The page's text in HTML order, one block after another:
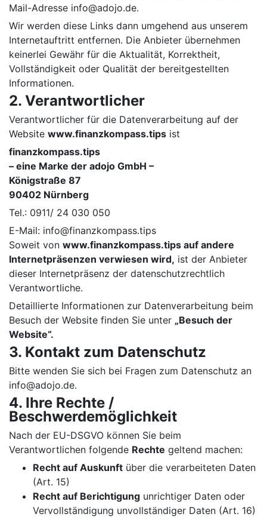
Mail-Adresse info@adojo.de.
Wir werden diese Links dann umgehend aus unserem
Internetauftritt entfernen. Die Anbieter übernehmen
keinerlei Gewähr für die Aktualität, Korrektheit,
Vollständigkeit oder Qualität der bereitgestellten
Informationen.
2. Verantwortlicher
Verantwortlicher für die Datenverarbeitung auf der
Website www.finanzkompass.tips ist
finanzkompass.tips
– eine Marke der adojo GmbH –
Königstraße 87
90402 Nürnberg
Tel.: 0911/ 24 030 050
E-Mail: info@finanzkompass.tips
Soweit von www.finanzkompass.tips auf andere
Internetpräsenzen verwiesen wird, ist der Anbieter
dieser Internetpräsenz der datenschutzrechtlich
Verantwortliche.
Detaillierte Informationen zur Datenverarbeitung beim
Besuch der Website finden Sie unter „Besuch der
Website“.
3. Kontakt zum Datenschutz
Bitte wenden Sie sich bei Fragen zum Datenschutz an
info@adojo.de.
4. Ihre Rechte /
Beschwerdemöglichkeit
Nach der EU-DSGVO können Sie beim
Verantwortlichen folgende Rechte geltend machen:
Recht auf Auskunft über die verarbeiteten Daten
(Art. 15)
Recht auf Berichtigung unrichtiger Daten oder
Vervollständigung unvollständiger Daten (Art. 16)